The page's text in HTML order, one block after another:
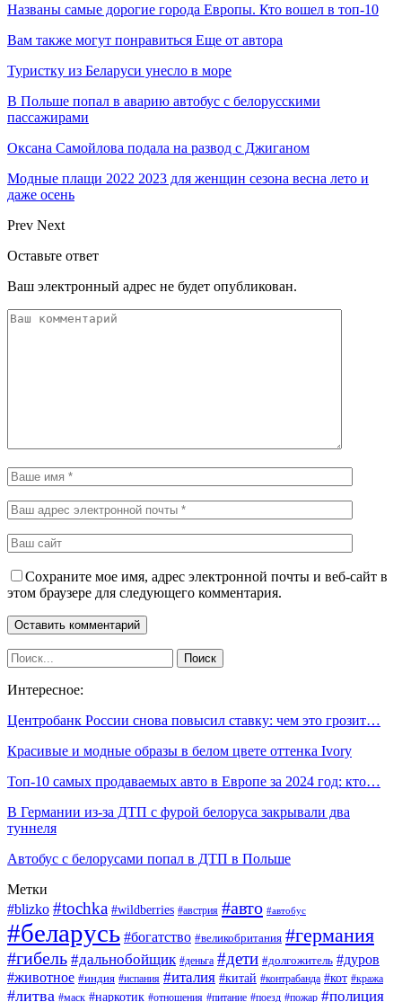
Названы самые дорогие города Европы. Кто вошел в топ-10
Вам также могут понравиться Еще от автора
Туристку из Беларуси унесло в море
В Польше попал в аварию автобус с белорусскими
пассажирами
Оксана Самойлова подала на развод с Джиганом
Модные плащи 2022 2023 для женщин сезона весна лето и
даже осень
Prev Next
Оставьте ответ
Ваш электронный адрес не будет опубликован.
Сохраните мое имя, адрес электронной почты и веб-сайт в
этом браузере для следующего комментария.
Интересное:
Центробанк России снова повысил ставку: чем это грозит…
Красивые и модные образы в белом цвете оттенка Ivory
Топ-10 самых продаваемых авто в Европе за 2024 год: кто…
В Германии из-за ДТП с фурой белоруса закрывали два
туннеля
Автобус с белорусами попал в ДТП в Польше
Метки
#blizko #tochka #wildberries #австрия #авто #автобус
#беларусь #богатство #великобритания #германия
#гибель #дальнобойщик #деньга #дети #долгожитель #дуров
#животное #индия #испания #италия #китай #контрабанда #кот #кража
#литва #маск #наркотик #отношения #питание #поезд #пожар #полиция